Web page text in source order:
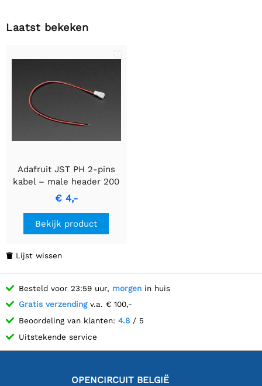
Laatst bekeken
Adafruit JST PH 2-pins
kabel – male header 200
mm
€ 4,-
Bekijk product
 Lijst wissen
Besteld voor 23:59 uur, morgen in huis
Gratis verzendingv.a. € 100,-
Beoordeling van klanten: 4.8 / 5
Uitstekende service
OPENCIRCUIT BELGIË